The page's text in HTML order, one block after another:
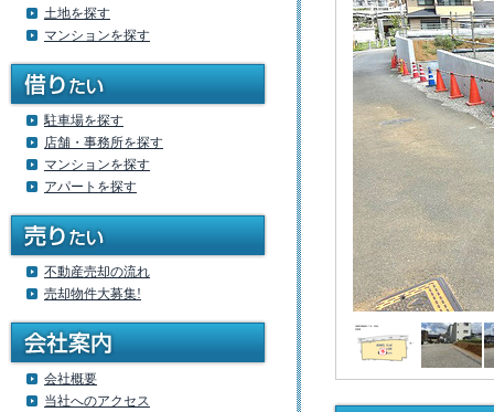
土地を探す
マンションを探す
駐車場を探す
店舗・事務所を探す
マンションを探す
アパートを探す
不動産売却の流れ
売却物件大募集!
会社概要
当社へのアクセス